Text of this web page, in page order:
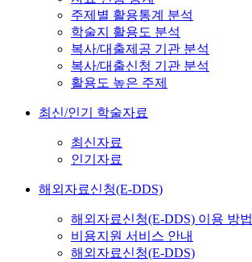
주제별 활용통계 분석
학술지 활용도 분석
복사/대출제공 기관 분석
복사/대출신청 기관 분석
활용도 높은 주제
최신/인기 학술자료
최신자료
인기자료
해외자료신청(E-DDS)
해외자료신청(E-DDS) 이용 방법
비용지원 서비스 안내
해외자료신청(E-DDS)